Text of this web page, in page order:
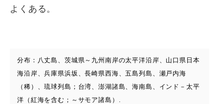
よくある。
分布：八丈島、茨城県～九州南岸の太平洋沿岸、山口県日本
海沿岸、兵庫県浜坂、長崎県西海、五島列島、瀬戸内海
（稀）、琉球列島；台湾、澎湖諸島、海南島、インド－太平
洋（紅海を含む；～サモア諸島）.